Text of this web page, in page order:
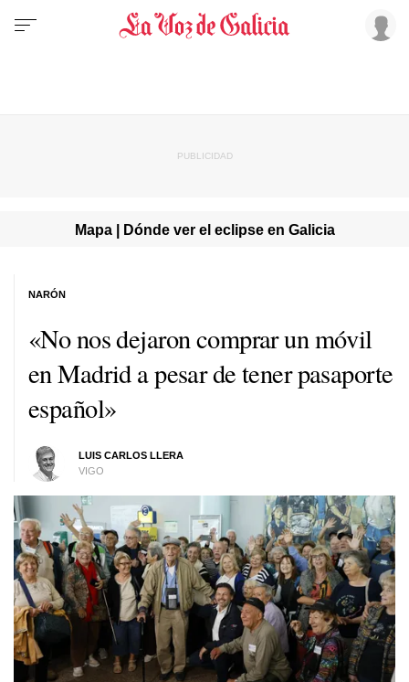
Mapa | Dónde ver el eclipse en Galicia
«No nos dejaron comprar un móvil
en Madrid a pesar de tener pasaporte
español»
LUIS CARLOS LLERA
VIGO
NARÓN